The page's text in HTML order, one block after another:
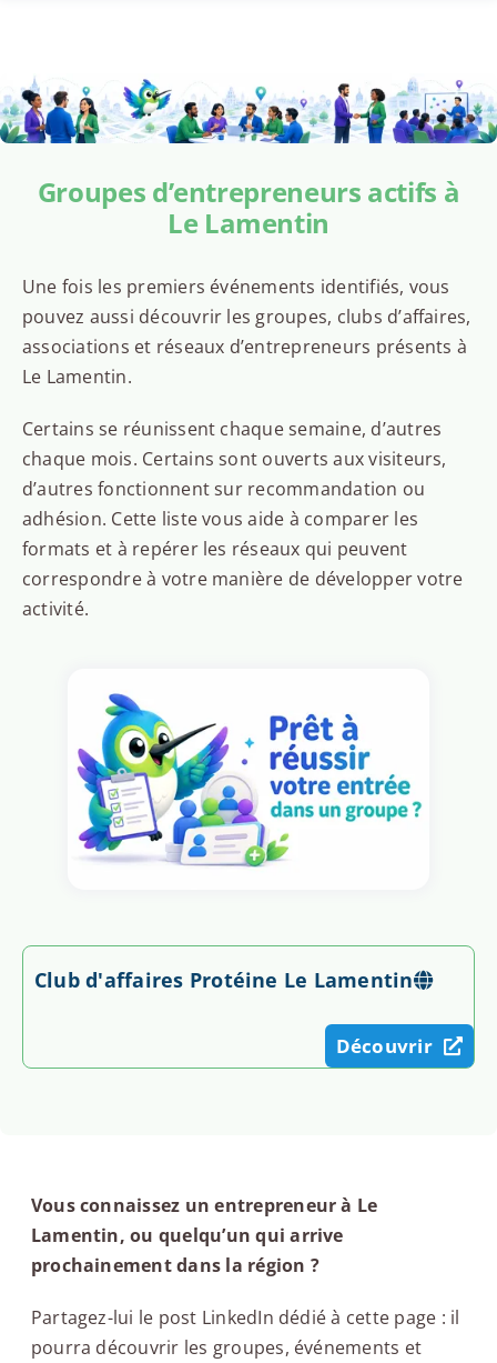
Groupes d’entrepreneurs actifs à
Le Lamentin
Une fois les premiers événements identifiés, vous
pouvez aussi découvrir les groupes, clubs d’affaires,
associations et réseaux d’entrepreneurs présents à
Le Lamentin.
Certains se réunissent chaque semaine, d’autres
chaque mois. Certains sont ouverts aux visiteurs,
d’autres fonctionnent sur recommandation ou
adhésion. Cette liste vous aide à comparer les
formats et à repérer les réseaux qui peuvent
correspondre à votre manière de développer votre
activité.
Club d'affaires Protéine Le Lamentin
Découvrir
Vous connaissez un entrepreneur à Le
Lamentin, ou quelqu’un qui arrive
prochainement dans la région ?
Partagez-lui le post LinkedIn dédié à cette page : il
pourra découvrir les groupes, événements et